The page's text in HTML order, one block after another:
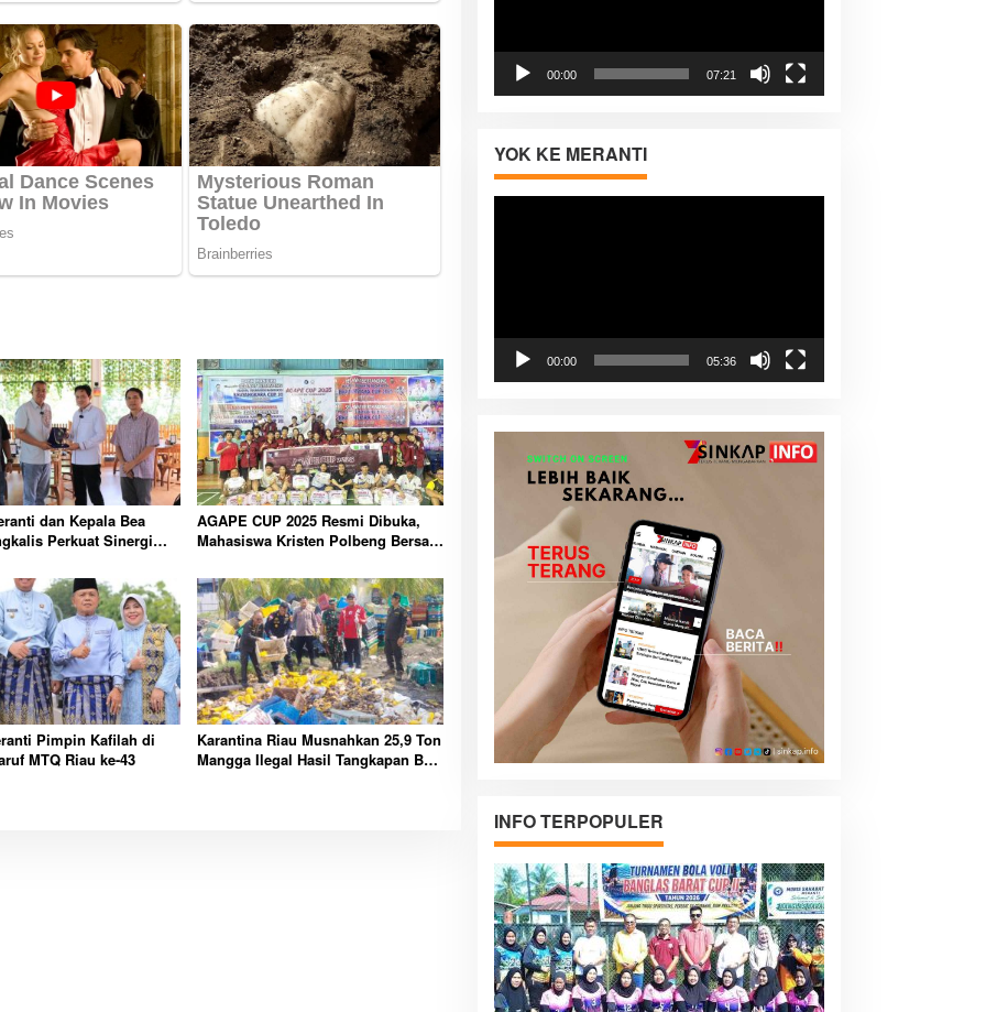
dan Kepala Bea
Perkuat Sinergi
AGAPE CUP 2025 Resmi Dibuka,
Mahasiswa Kristen Polbeng Bersatu
Pimpin Kafilah di
MTQ Riau ke-43
Karantina Riau Musnahkan 25,9 Ton
Mangga Ilegal Hasil Tangkapan Bea
00:00 07:21
YOK KE MERANTI
00:00 05:36
INFO TERPOPULER